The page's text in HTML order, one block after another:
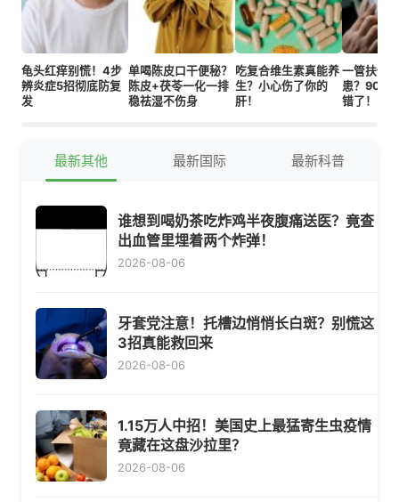
龟头红痒别慌！4步
辨炎症5招彻底防复
发
单喝陈皮口干便秘？
陈皮+茯苓一化一排
稳祛湿不伤身
吃复合维生素真能养
生？小心伤了你的
肝！
一管扶他
患？90%
错了！
最新其他 最新国际 最新科普
谁想到喝奶茶吃炸鸡半夜腹痛送医？竟查
出血管里埋着两个炸弹！
2026-08-06
牙套党注意！托槽边悄悄长白斑？别慌这
3招真能救回来
2026-08-06
1.15万人中招！美国史上最猛寄生虫疫情
竟藏在这盘沙拉里？
2026-08-06